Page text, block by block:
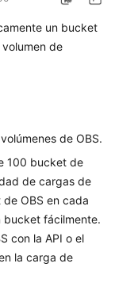
un bucket
de
de OBS.
100 bucket de
de cargas de
OBS en cada
bucket fácilmente.
con la API o el
la carga de